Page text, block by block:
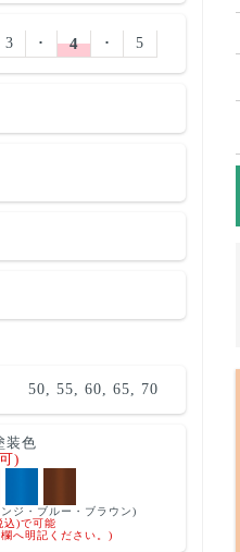
3 ･ 4 ･ 5
50, 55, 60, 65, 70
装色
)
ジ・ブルー・ブラウン)
込)で可能
へ明記ください。)